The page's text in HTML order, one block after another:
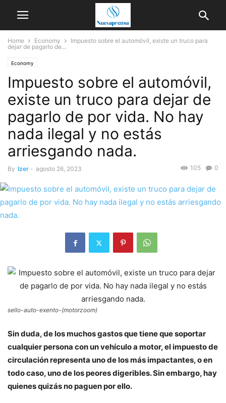
Home Economy
Impuesto sobre el automóvil, existe un truco para
dejar de pagarlo de...
Economy
Impuesto sobre el automóvil,
existe un truco para dejar de
pagarlo de por vida. No hay
nada ilegal y no estás
arriesgando nada.
By Izer - agosto 26, 2023 0
105
sello-auto-exento-(motorzoom)
Sin duda, de los muchos gastos que tiene que soportar
cualquier persona con un vehículo a motor, el impuesto de
circulación representa uno de los más impactantes, o en
todo caso, uno de los peores digeribles. Sin embargo, hay
quienes quizás no paguen por ello.